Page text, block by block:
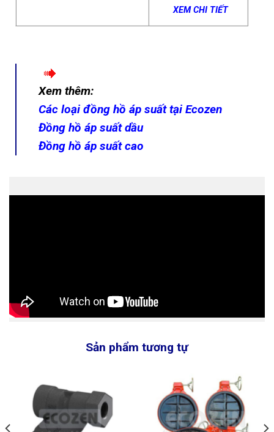
XEM CHI TIẾT
Xem thêm:
Các loại đồng hồ áp suất tại Ecozen
Đồng hồ áp suất dầu
Đồng hồ áp suất cao
Sản phẩm tương tự